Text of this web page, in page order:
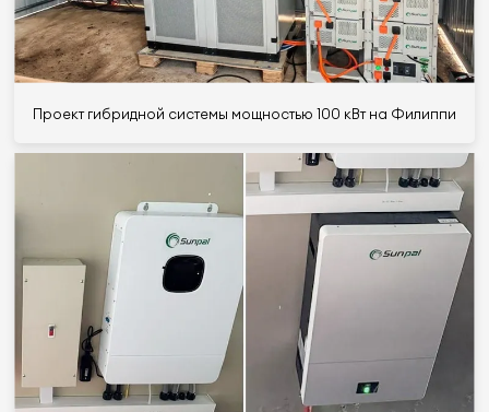
Проект гибридной системы мощностью 100 кВт на Филиппинах